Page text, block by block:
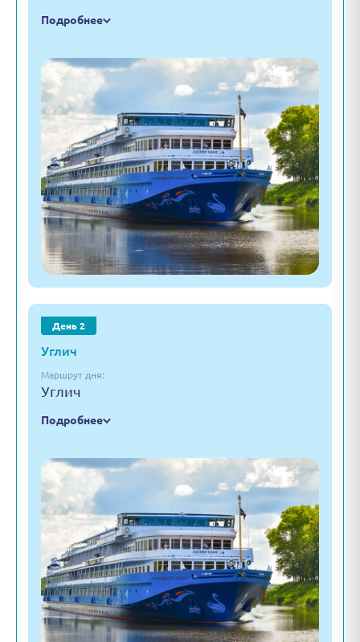
Подробнее
День 2
Углич
Маршрут дня:
Углич
Подробнее